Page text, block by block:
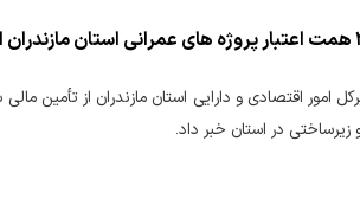
زیرساختی در استان خبر داد.